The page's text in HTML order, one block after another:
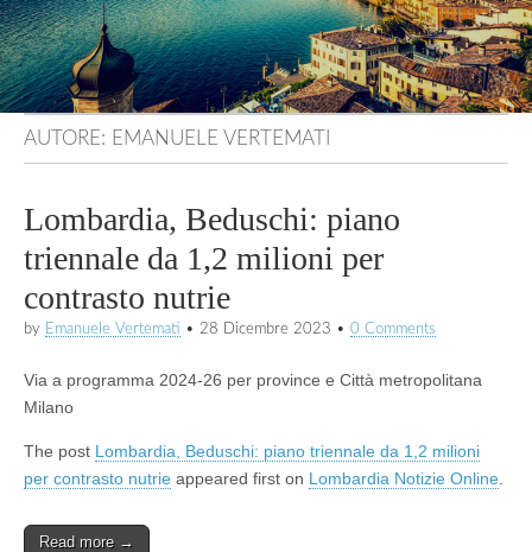
AUTORE: EMANUELE VERTEMATI
Lombardia, Beduschi: piano
triennale da 1,2 milioni per
contrasto nutrie
by Emanuele Vertemati • 28 Dicembre 2023 • 0 Comments
Via a programma 2024-26 per province e Città metropolitana
Milano
The post Lombardia, Beduschi: piano triennale da 1,2 milioni
per contrasto nutrie appeared first on Lombardia Notizie Online
Read more →